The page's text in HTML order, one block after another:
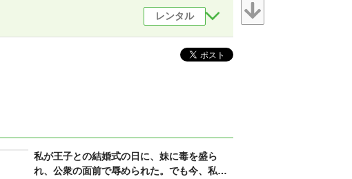
レンタル
私が王子との結婚式の日に、妹に毒を盛ら
れ、公衆の面前で辱められた。でも今、私は